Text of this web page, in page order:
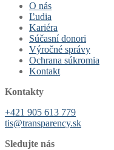
O nás
Ľudia
Kariéra
Súčasní donori
Výročné správy
Ochrana súkromia
Kontakt
Kontakty
+421 905 613 779
tis@transparency.sk
Sledujte nás